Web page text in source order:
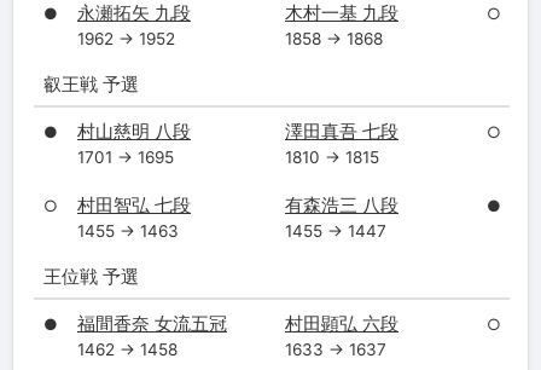
● 永瀬拓矢 九段
1962 → 1952
木村一基 九段
1858 → 1868
○
叡王戦 予選
● 村山慈明 八段
1701 → 1695
澤田真吾 七段
1810 → 1815
○
○ 村田智弘 七段
1455 → 1463
有森浩三 八段
1455 → 1447
●
王位戦 予選
● 福間香奈 女流五冠
1462 → 1458
村田顕弘 六段
1633 → 1637
○